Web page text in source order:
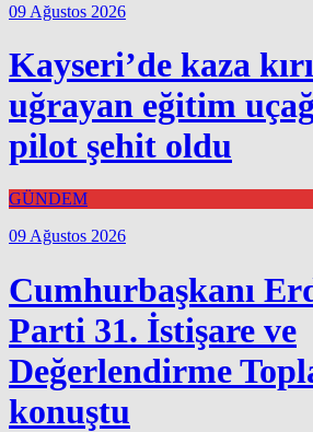
09 Ağustos 2026
Kayseri’de kaza
uğrayan eğitim
pilot şehit oldu
GÜNDEM
09 Ağustos 2026
Cumhurbaşkanı
Parti 31. İstişare ve
Değerlendirme
konuştu